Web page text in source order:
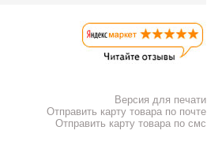
Версия для печати
Отправить карту товара по почте
Отправить карту товара по смс